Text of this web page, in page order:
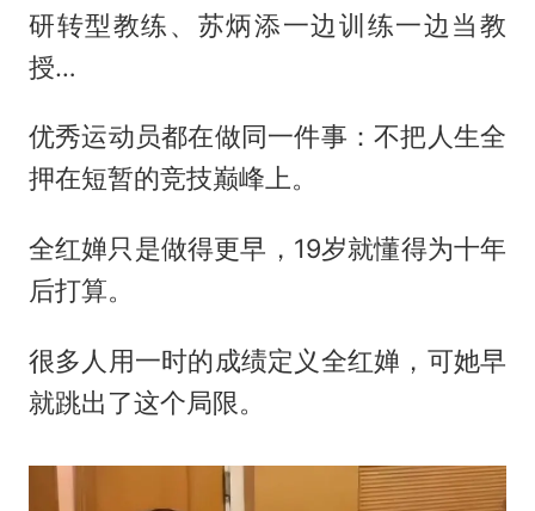
研转型教练、苏炳添一边训练一边当教
授…
优秀运动员都在做同一件事：不把人生全
押在短暂的竞技巅峰上。
全红婵只是做得更早，19岁就懂得为十年
后打算。
很多人用一时的成绩定义全红婵，可她早
就跳出了这个局限。